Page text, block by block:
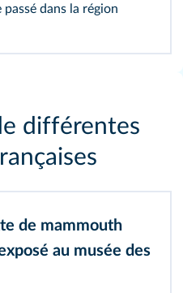
dans la région
différentes
de mammouth
au musée des